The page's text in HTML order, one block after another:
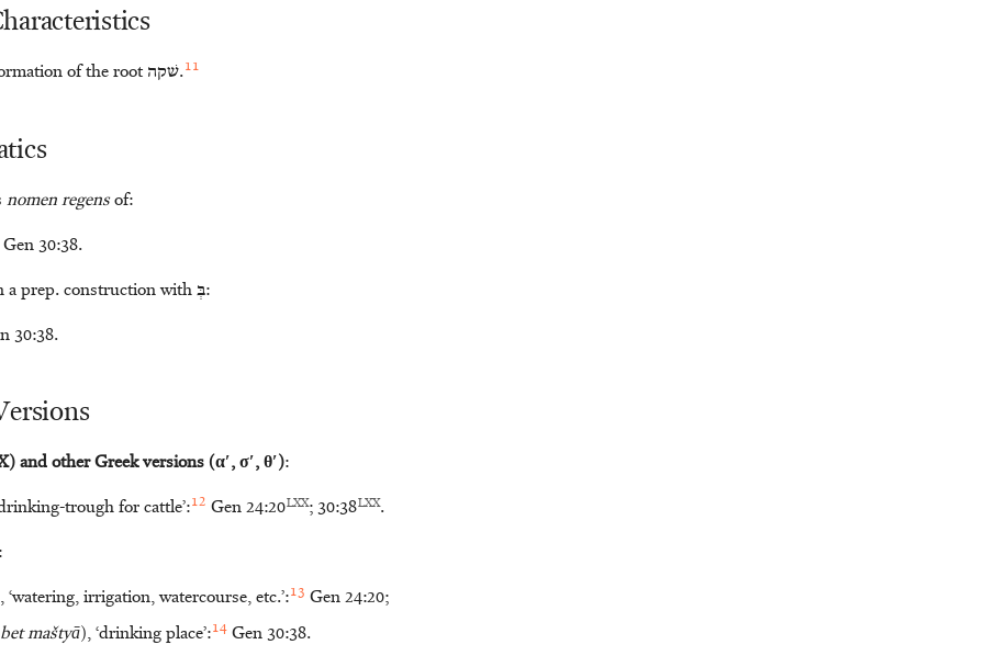
of the root שׁקה.11
nomen regensof:
Gen 30:38.
a prep. construction withבְּ:
30:38.
and other Greek versions (αʹ, σʹ, θʹ):
trough for cattle’:12 Gen 24:20LXX; 30:38LXX.
:
‘watering, irrigation, watercourse, etc.’:13 Gen 24:20;
bet maštyā), ‘drinking place’:14 Gen 30:38.